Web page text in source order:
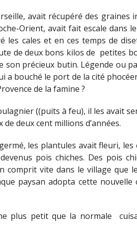
avait récupéré des graines
Orient, avait fait escale dans
les cales et en ces temps de
de deux bons kilos de petites
précieux butin. Légende ou
a bouché le port de la cité
de la famine ?
((puits à feu), il les avait
deux cent millions d’années.
les plantules avait fleuri, les
pois chiches. Des pois
comprit vite dans le village que
paysan adopta cette
plus petit que la normale